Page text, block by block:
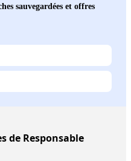
sauvegardées et offres
de Responsable